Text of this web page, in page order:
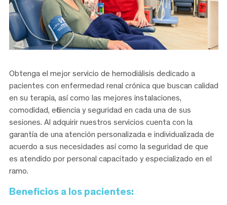
Obtenga el mejor servicio de hemodiálisis dedicado a
pacientes con enfermedad renal crónica que buscan calidad
en su terapia, así como las mejores instalaciones,
comodidad, eficiencia y seguridad en cada una de sus
sesiones. Al adquirir nuestros servicios cuenta con la
garantía de una atención personalizada e individualizada de
acuerdo a sus necesidades así como la seguridad de que
es atendido por personal capacitado y especializado en el
ramo.
Beneficios a los pacientes: